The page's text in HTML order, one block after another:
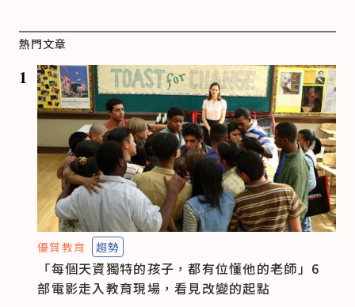
熱門文章
1
優質教育 趨勢
「每個天資獨特的孩子，都有位懂他的老師」6
部電影走入教育現場，看見改變的起點